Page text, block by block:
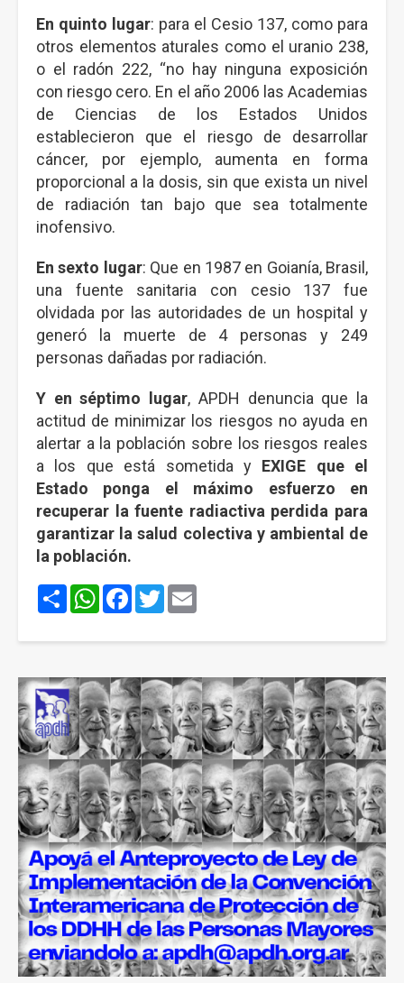
En quinto lugar: para el Cesio 137, como para
otros elementos aturales como el uranio 238,
o el radón 222, “no hay ninguna exposición
con riesgo cero. En el año 2006 las Academias
de Ciencias de los Estados Unidos
establecieron que el riesgo de desarrollar
cáncer, por ejemplo, aumenta en forma
proporcional a la dosis, sin que exista un nivel
de radiación tan bajo que sea totalmente
inofensivo.
En sexto lugar: Que en 1987 en Goianía, Brasil,
una fuente sanitaria con cesio 137 fue
olvidada por las autoridades de un hospital y
generó la muerte de 4 personas y 249
personas dañadas por radiación.
Y en séptimo lugar, APDH denuncia que la
actitud de minimizar los riesgos no ayuda en
alertar a la población sobre los riesgos reales
a los que está sometida y EXIGE que el
Estado ponga el máximo esfuerzo en
recuperar la fuente radiactiva perdida para
garantizar la salud colectiva y ambiental de
la población.
ShareWhatsApp
Facebook
Twitter